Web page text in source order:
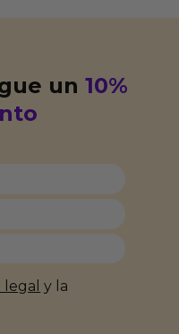
un10%
legal y la